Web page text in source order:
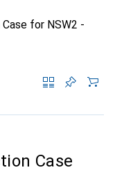
for NSW2 -
Case